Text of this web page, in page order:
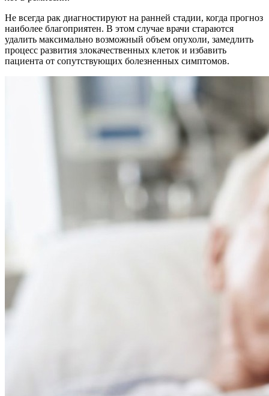
Не всегда рак диагностируют на ранней стадии, когда прогноз
наиболее благоприятен. В этом случае врачи стараются
удалить максимально возможный объем опухоли, замедлить
процесс развития злокачественных клеток и избавить
пациента от сопутствующих болезненных симптомов.